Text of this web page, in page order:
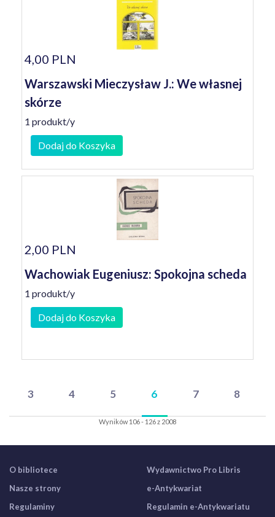
4,00 PLN
Warszawski Mieczysław J.: We własnej
skórze
1 produkt/y
Dodaj do Koszyka
2,00 PLN
Wachowiak Eugeniusz: Spokojna scheda
1 produkt/y
Dodaj do Koszyka
3 4 5 6 7 8
Wyników 106 - 126 z 2008
O bibliotece
Nasze strony
Regulaminy
Wydawnictwo Pro Libris
e-Antykwariat
Regulamin e-Antykwariatu